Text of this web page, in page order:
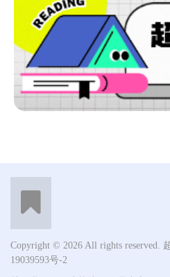
Copyright © 2026 All rights reserved.
19039593号-2